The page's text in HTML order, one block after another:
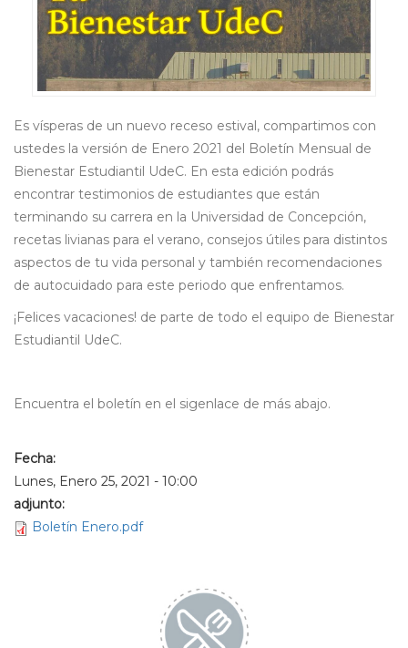
Es vísperas de un nuevo receso estival, compartimos con
ustedes la versión de Enero 2021 del Boletín Mensual de
Bienestar Estudiantil UdeC. En esta edición podrás
encontrar testimonios de estudiantes que están
terminando su carrera en la Universidad de Concepción,
recetas livianas para el verano, consejos útiles para distintos
aspectos de tu vida personal y también recomendaciones
de autocuidado para este periodo que enfrentamos.
¡Felices vacaciones! de parte de todo el equipo de Bienestar
Estudiantil UdeC.
Encuentra el boletín en el sigenlace de más abajo.
Fecha:
Lunes, Enero 25, 2021 - 10:00
adjunto:
Boletín Enero.pdf